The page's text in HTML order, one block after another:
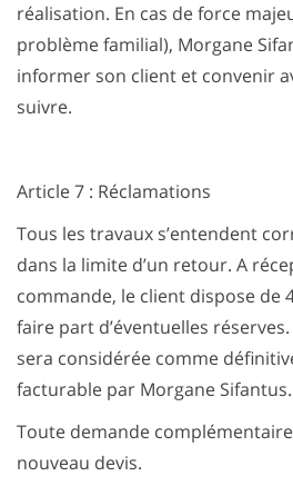
réalisation. En cas de force
problème familial), Morgane
informer son client et convenir
suivre.
Article 7 : Réclamations
Tous les travaux s’entendent
dans la limite d’un retour. A
commande, le client dispose de
faire part d’éventuelles
sera considérée comme
facturable par Morgane Sifantus.
Toute demande complémentaire
nouveau devis.